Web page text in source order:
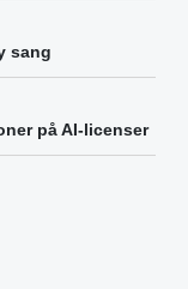
sang
på AI-licenser